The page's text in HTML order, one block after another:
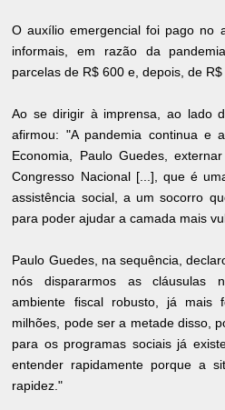
O auxílio emergencial foi pago no
informais, em razão da
parcelas de R$ 600 e, depois, de R$
Ao se dirigir à imprensa, ao lado
afirmou: "A pandemia continua e
Economia, Paulo Guedes,
Congresso Nacional [...], que é
assistência social, a um socorro
para poder ajudar a camada mais
Paulo Guedes, na sequência,
nós dispararmos as cláusulas
ambiente fiscal robusto, já
milhões, pode ser a metade disso,
para os programas sociais já
entender rapidamente porque a
rapidez."